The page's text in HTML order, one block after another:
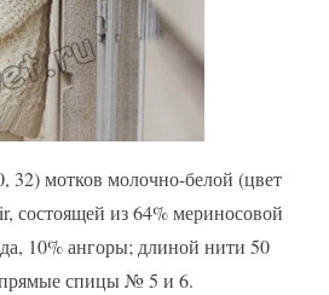
32) мотков молочно-белой (цвет
состоящей из 64% мериносовой
10% ангоры; длиной нити 50
спицы № 5 и 6.